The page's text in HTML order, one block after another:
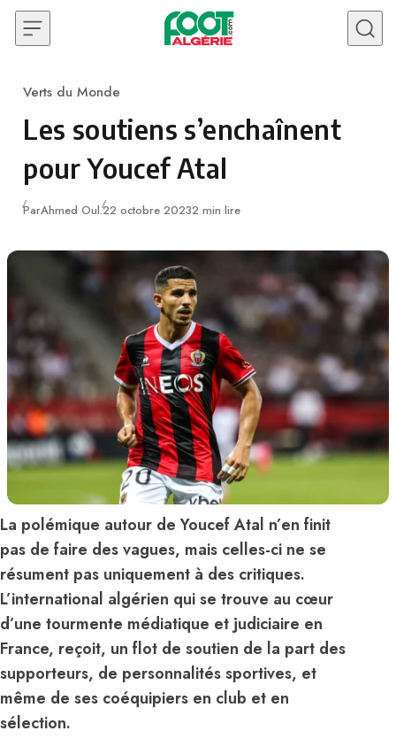
Skip to content
Category
Verts du Monde
Les soutiens s’enchaînent
pour Youcef Atal
ParAhmed Oul.Publié
22 octobre 20232 min lire
La polémique autour de Youcef Atal n’en finit
pas de faire des vagues, mais celles-ci ne se
résument pas uniquement à des critiques.
L’international algérien qui se trouve au cœur
d’une tourmente médiatique et judiciaire en
France, reçoit, un flot de soutien de la part des
supporteurs, de personnalités sportives, et
même de ses coéquipiers en club et en
sélection.